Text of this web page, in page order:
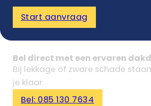
Start aanvraag
Bel direct met een ervaren
Bij lekkage of zware schade
je klaar
Bel: 085 130 7634